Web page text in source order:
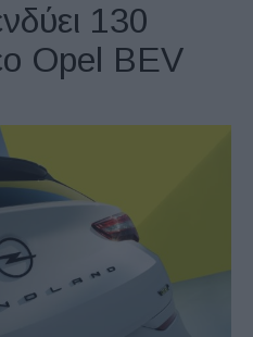
130
Opel BEV